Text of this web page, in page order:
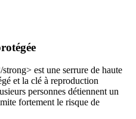
est une serrure de haute
et la clé à reproduction
personnes détiennent un
fortement le risque de